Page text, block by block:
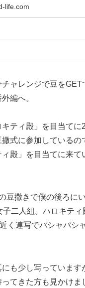
life.com
ャレンジで豆をGET
編へ。
ティ殿」を目当てに
式に参加しているの
殿」を目当てに来て
豆撒きで僕の後ろに
子二人組。ハロキティ
く連写でパシャパシ
も少し写っています
てきた方も見かけま